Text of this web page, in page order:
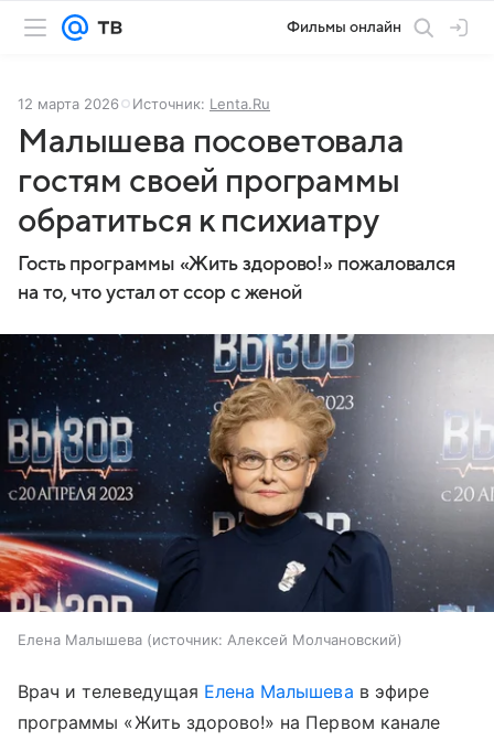
Фильмы онлайн
12 марта 2026 Источник: Lenta.Ru
Малышева посоветовала
гостям своей программы
обратиться к психиатру
Гость программы «Жить здорово!» пожаловался
на то, что устал от ссор с женой
Елена Малышева источник: Алексей Молчановский
Врач и телеведущая Елена Малышева в эфире
программы «Жить здорово!» на Первом канале